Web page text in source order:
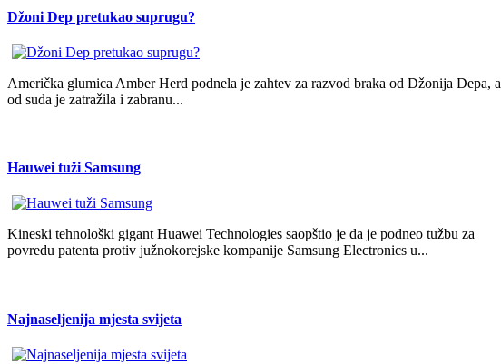
Džoni Dep pretukao suprugu?
Američka glumica Amber Herd podnela je zahtev za razvod braka od Džonija Depa, a
od suda je zatražila i zabranu...
Hauwei tuži Samsung
Kineski tehnološki gigant Huawei Technologies saopštio je da je podneo tužbu za
povredu patenta protiv južnokorejske kompanije Samsung Electronics u...
Najnaseljenija mjesta svijeta